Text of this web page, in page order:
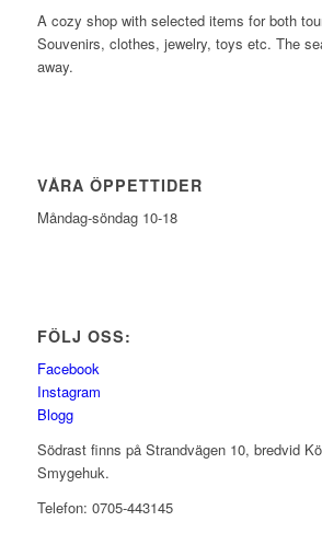
A cozy shop with selected items for both
Souvenirs, clothes, jewelry, toys etc. The
away.
VÅRA ÖPPETTIDER
Måndag-söndag 10-18
FÖLJ OSS:
Facebook
Instagram
Blogg
Södrast finns på Strandvägen 10, bredvid
Smygehuk.
Telefon: 0705-443145